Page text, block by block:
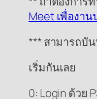
Meet เพื่องา
*** สามารถบั
เริ่มกันเลย
0: Login ด้วย